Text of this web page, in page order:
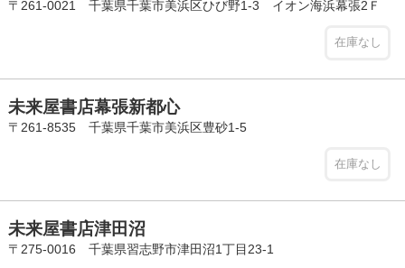
〒261-0021 千葉県千葉市美浜区ひび野1-3 イオン海浜幕張2Ｆ
在庫なし
未来屋書店幕張新都心
〒261-8535 千葉県千葉市美浜区豊砂1-5
在庫なし
未来屋書店津田沼
〒275-0016 千葉県習志野市津田沼1丁目23-1